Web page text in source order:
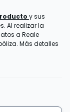
y sus
Al realizar la
a Reale
Más detalles